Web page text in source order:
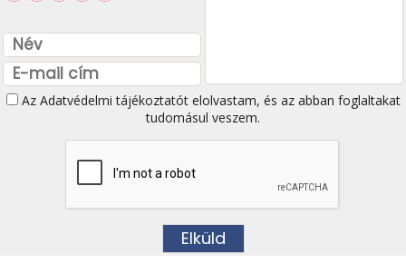
Az Adatvédelmi tájékoztatótelolvastam, és az abban foglaltakat
tudomásul veszem.